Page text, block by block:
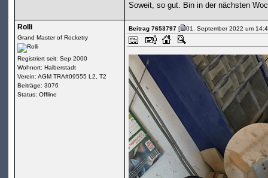
Soweit, so gut. Bin in der nächsten
Rolli
Grand Master of Rocketry
Registriert seit: Sep 2000
Wohnort: Halberstadt
Verein: AGM TRA#09555 L2, T2
Beiträge: 3076
Status: Offline
Beitrag 7653797[ 01. September 2022 um